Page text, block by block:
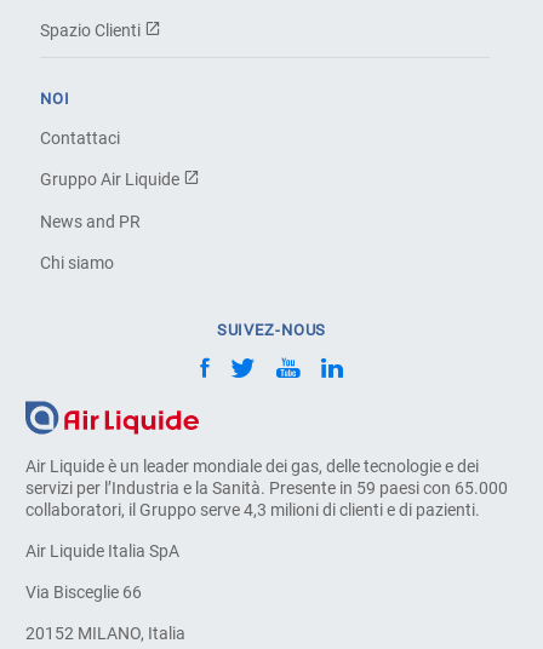
Air Liquide è un leader mondiale dei gas, delle tecnologie e dei
servizi per l’Industria e la Sanità. Presente in 59 paesi con 65.000
collaboratori, il Gruppo serve 4,3 milioni di clienti e di pazienti.
Air Liquide Italia SpA
Via Bisceglie 66
20152 MILANO, Italia
Spazio Clienti
NOI
Contattaci
Gruppo Air Liquide
News and PR
Chi siamo
SUIVEZ-NOUS